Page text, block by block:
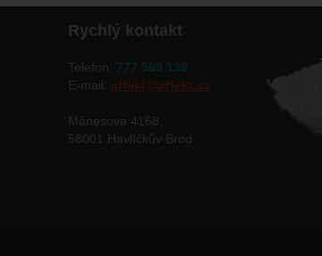
Rychlý kontakt
Telefon: 777 563 138
E-mail: affekt@affekt.cz
Mánesova 4168,
58001 Havlíčkův Brod